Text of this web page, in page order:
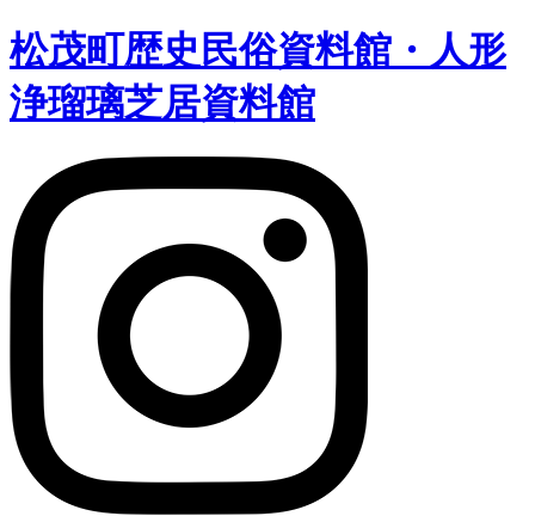
松茂町歴史民俗資料館・人形
浄瑠璃芝居資料館